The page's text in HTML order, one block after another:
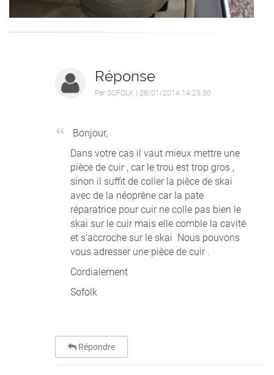
Réponse
Par SOFOLK | 28/01/2014 14:25:30
Bonjour,
Dans votre cas il vaut mieux mettre une
pièce de cuir , car le trou est trop gros ,
sinon il suffit de coller la pièce de skai
avec de la néoprène car la pate
réparatrice pour cuir ne colle pas bien le
skai sur le cuir mais elle comble la cavité
et s'accroche sur le skai Nous pouvons
vous adresser une pièce de cuir .
Cordialement
Sofolk
Répondre